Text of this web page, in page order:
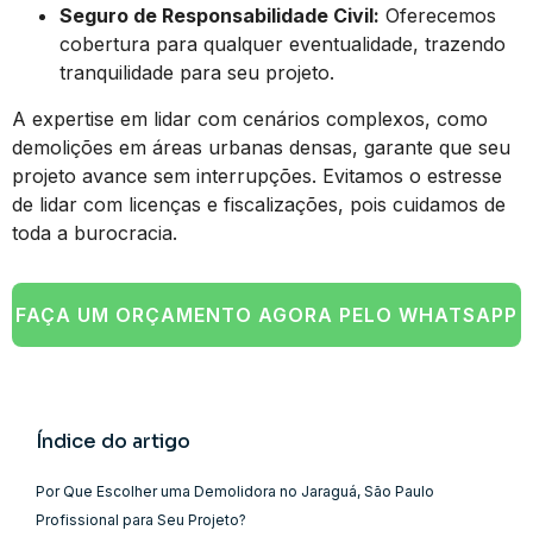
Seguro de Responsabilidade Civil: Oferecemos
cobertura para qualquer eventualidade, trazendo
tranquilidade para seu projeto.
A expertise em lidar com cenários complexos, como
demolições em áreas urbanas densas, garante que seu
projeto avance sem interrupções. Evitamos o estresse
de lidar com licenças e fiscalizações, pois cuidamos de
toda a burocracia.
FAÇA UM ORÇAMENTO AGORA PELO WHATSAPP
Índice do artigo
Por Que Escolher uma Demolidora no Jaraguá, São Paulo
Profissional para Seu Projeto?